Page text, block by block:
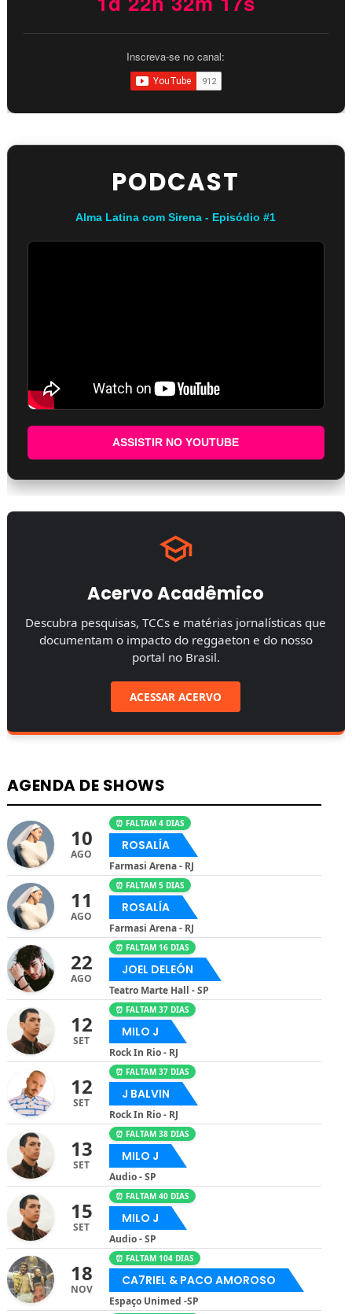
Inscreva-se no canal:
PODCAST
Alma Latina com Sirena - Episódio #1
ASSISTIR NO YOUTUBE
Acervo Acadêmico
Descubra pesquisas, TCCs e matérias jornalísticas que
documentam o impacto do reggaeton e do nosso
portal no Brasil.
ACESSAR ACERVO
AGENDA DE SHOWS
10
AGO
⏰ FALTAM 4 DIAS
ROSALÍA
Farmasi Arena - RJ
11
AGO
⏰ FALTAM 5 DIAS
ROSALÍA
Farmasi Arena - RJ
22
AGO
⏰ FALTAM 16 DIAS
JOEL DELEÓN
Teatro Marte Hall - SP
12
SET
⏰ FALTAM 37 DIAS
MILO J
Rock In Rio - RJ
12
SET
⏰ FALTAM 37 DIAS
J BALVIN
Rock In Rio - RJ
13
SET
⏰ FALTAM 38 DIAS
MILO J
Audio - SP
15
SET
⏰ FALTAM 40 DIAS
MILO J
Audio - SP
18
NOV
⏰ FALTAM 104 DIAS
CA7RIEL & PACO AMOROSO
Espaço Unimed -SP